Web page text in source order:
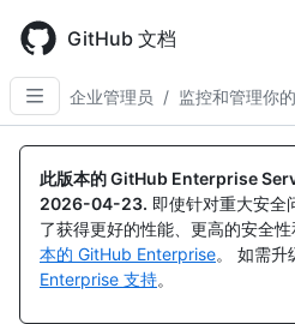
main
content
GitHub 文档
企业管理员 / 监控和管理你
此版本的 GitHub Enterprise
2026-04-23. 即使针对重大安全
了获得更好的性能、更高的安全
本的 GitHub Enterprise。 如需升
Enterprise 支持。